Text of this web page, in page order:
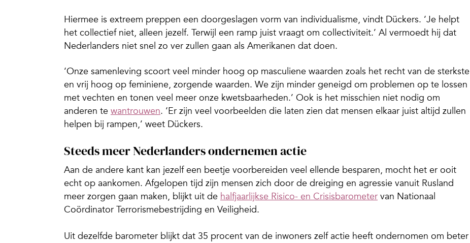
Hiermee is extreem preppen een doorgeslagen vorm van individualisme, vindt Dückers. ‘Je helpt
het collectief niet, alleen jezelf. Terwijl een ramp juist vraagt om collectiviteit.’ Al vermoedt hij dat
Nederlanders niet snel zo ver zullen gaan als Amerikanen dat doen.
‘Onze samenleving scoort veel minder hoog op masculiene waarden zoals het recht van de sterkste
en vrij hoog op feminiene, zorgende waarden. We zijn minder geneigd om problemen op te lossen
met vechten en tonen veel meer onze kwetsbaarheden.’ Ook is het misschien niet nodig om
anderen te wantrouwen. ‘Er zijn veel voorbeelden die laten zien dat mensen elkaar juist altijd zullen
helpen bij rampen,’ weet Dückers.
Steeds meer Nederlanders ondernemen actie
Aan de andere kant kan jezelf een beetje voorbereiden veel ellende besparen, mocht het er ooit
echt op aankomen. Afgelopen tijd zijn mensen zich door de dreiging en agressie vanuit Rusland
meer zorgen gaan maken, blijkt uit de halfjaarlijkse Risico- en Crisisbarometer van Nationaal
Coördinator Terrorismebestrijding en Veiligheid.
Uit dezelfde barometer blijkt dat 35 procent van de inwoners zelf actie heeft ondernomen om beter